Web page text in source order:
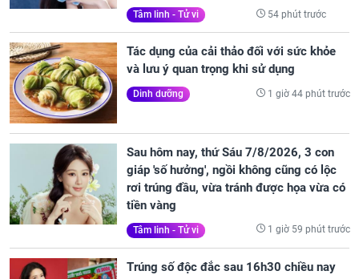
Tâm linh - Tử vi 54 phút trước
Tác dụng của cải thảo đối với sức khỏe
và lưu ý quan trọng khi sử dụng
Dinh dưỡng 1 giờ 44 phút trước
Sau hôm nay, thứ Sáu 7/8/2026, 3 con
giáp 'số hưởng', ngồi không cũng có lộc
rơi trúng đầu, vừa tránh được họa vừa có
tiền vàng
Tâm linh - Tử vi 1 giờ 59 phút trước
Trúng số độc đắc sau 16h30 chiều nay